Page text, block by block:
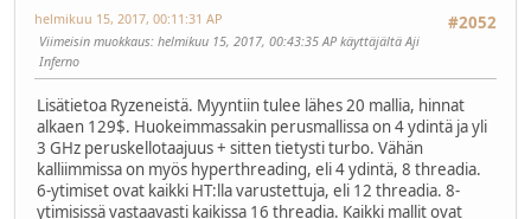
#2052
helmikuu 15, 2017, 00:11:31 AP
Viimeisin muokkaus: helmikuu 15, 2017, 00:43:35 AP käyttäjältä Aji
Inferno
Lisätietoa Ryzeneistä. Myyntiin tulee lähes 20 mallia, hinnat
alkaen 129$. Huokeimmassakin perusmallissa on 4 ydintä ja yli
3 GHz peruskellotaajuus + sitten tietysti turbo. Vähän
kalliimmissa on myös hyperthreading, eli 4 ydintä, 8 threadia.
6-ytimiset ovat kaikki HT:lla varustettuja, eli 12 threadia. 8-
ytimisissä vastaavasti kaikissa 16 threadia. Kaikki mallit ovat